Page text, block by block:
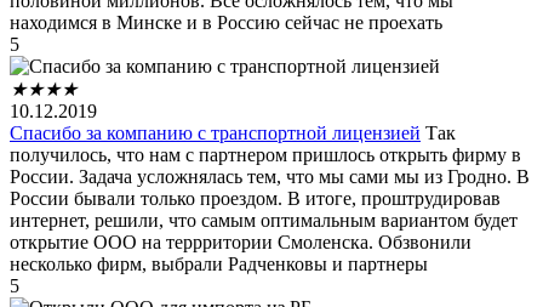
находимся в Минске и в Россию сейчас не проехать
5
★★★★
10.12.2019
Спасибо за компанию с транспортной лицензией Так
получилось, что нам с партнером пришлось открыть фирму в
России. Задача усложнялась тем, что мы сами мы из Гродно. В
России бывали только проездом. В итоге, проштрудировав
интернет, решили, что самым оптимальным вариантом будет
открытие ООО на террритории Смоленска. Обзвонили
несколько фирм, выбрали Радченковы и партнеры
5